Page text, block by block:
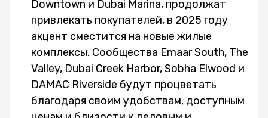
Downtown и Dubai Marina, продолжат
привлекать покупателей, в 2025 году
акцент сместится на новые жилые
комплексы. Сообщества Emaar South, The
Valley, Dubai Creek Harbor, Sobha Elwood и
DAMAC Riverside будут процветать
благодаря своим удобствам, доступным